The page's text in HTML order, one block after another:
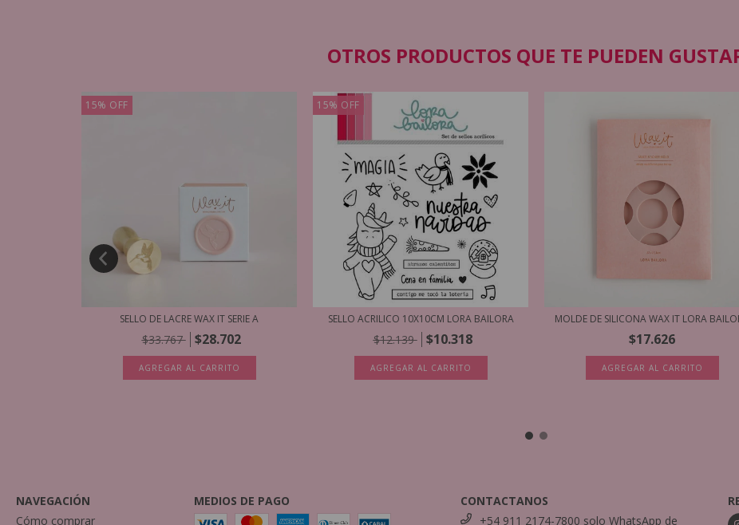
OTROS PRODUCTOS QUE TE PUEDEN
15% OFF
SELLO DE LACRE WAX IT SERIE A
$33.767 $28.702
AGREGAR AL CARRITO
15% OFF
SELLO ACRILICO 10X10CM LORA BAILORA
$12.139 $10.318
AGREGAR AL CARRITO
MOLDE DE SILICONA WAX IT LORA
$17.626
NAVEGACIÓN
Cómo comprar
MEDIOS DE PAGO
CONTACTANOS
+54 911 2174-7800 solo WhatsApp de